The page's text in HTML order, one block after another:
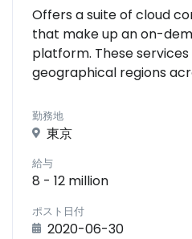
Offers a suite of cloud
that make up an on-
platform. These
geographical regions
勤務地
東京
給与
8 - 12 million
ポスト日付
2020-06-30